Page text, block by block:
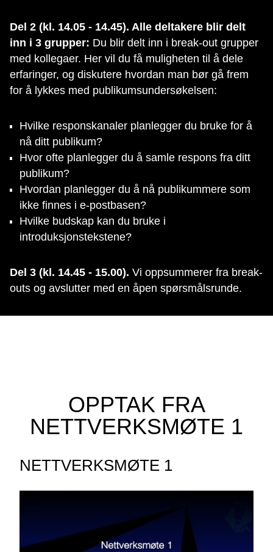
Del 2 (kl. 14.05 - 14.45). Alle deltakere blir delt
inn i 3 grupper: Du blir delt inn i break-out grupper
med kollegaer. Her vil du få muligheten til å dele
erfaringer, og diskutere hvordan man bør gå frem
for å lykkes med publikumsundersøkelsen:
Hvilke responskanaler planlegger du bruke for å
nå ditt publikum?
Hvor ofte planlegger du å samle respons fra ditt
publikum?
Hvordan planlegger du å nå publikummere som
ikke finnes i e-postbasen?
Hvilke budskap kan du bruke i
introduksjonstekstene?
Del 3 (kl. 14.45 - 15.00). Vi oppsummerer fra break-
outs og avslutter med en åpen spørsmålsrunde.
OPPTAK FRA
NETTVERKSMØTE 1
NETTVERKSMØTE 1